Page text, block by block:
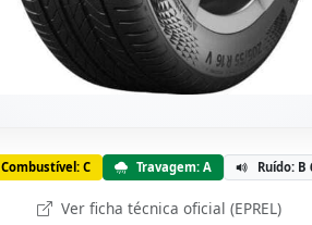
Combustível: C Travagem: A Ruído: B
Ver ficha técnica oficial (EPREL)